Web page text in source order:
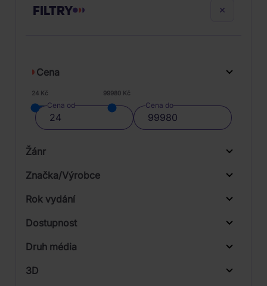
FILTRY
Cena
24 Kč 99980 Kč
Cena od Cena do
Žánr
Značka/Výrobce
Rok vydání
Od
Dostupnost
Druh média
3D